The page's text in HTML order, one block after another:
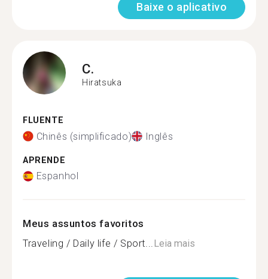
Baixe o aplicativo
C.
Hiratsuka
FLUENTE
Chinês (simplificado) Inglês
APRENDE
Espanhol
Meus assuntos favoritos
Traveling / Daily life / Sport...Leia mais